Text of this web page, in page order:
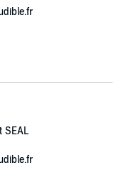
SEAL